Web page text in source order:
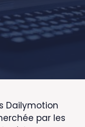
Dailymotion
par les